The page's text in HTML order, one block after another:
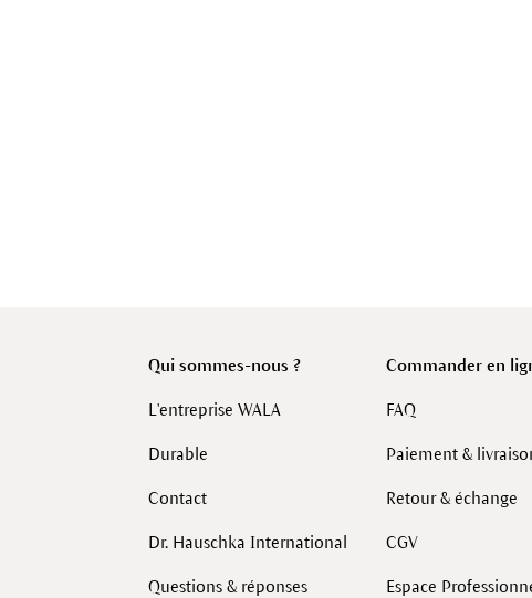
Qui sommes-nous ?
L'entreprise WALA
Durable
Contact
Dr. Hauschka International
Questions & réponses
Commander en
FAQ
Paiement &
Retour & échange
CGV
Espace